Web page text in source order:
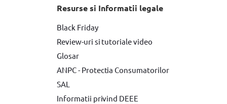
Rindea electrica Makita Suflanta aer cald
& Ciocan demolator Makita
Surubelnita electrica BOSCH
Resurse si Informatii legale
Black Friday
Review-uri si tutoriale video
Glosar
ANPC - Protectia Consumatorilor
SAL
Informatii privind DEEE